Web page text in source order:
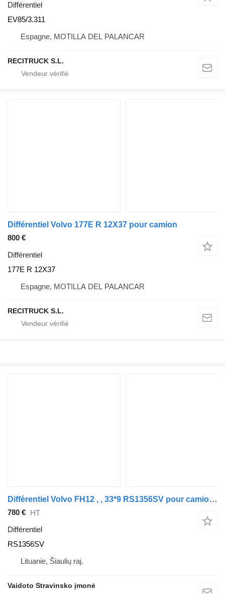
Différentiel
EV85/3.311
Espagne, MOTILLA DEL PALANCAR
RECITRUCK S.L.
Différentiel Volvo 177E R 12X37 pour camion
800 €
Différentiel
177E R 12X37
Espagne, MOTILLA DEL PALANCAR
RECITRUCK S.L.
Différentiel Volvo FH12 , , 33*9 RS1356SV pour camion Volvo FH12 , RS1356SV , 33*9
780 € HT
Différentiel
RS1356SV
Lituanie, Šiaulių raj.
Vaidoto Stravinsko įmonė